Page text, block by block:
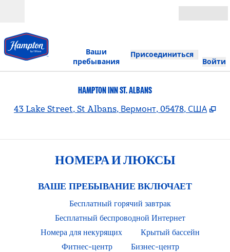
Ваши
пребывания
Присоединиться
Войти
HAMPTON INN ST. ALBANS
43 Lake Street, St Albans, Вермонт, 05478, США ,
НОМЕРА И ЛЮКСЫ
ВАШЕ ПРЕБЫВАНИЕ ВКЛЮЧАЕТ
Бесплатный горячий завтрак
Бесплатный беспроводной Интернет
Номера для некурящих
Крытый бассейн
Фитнес-центр
Бизнес-центр